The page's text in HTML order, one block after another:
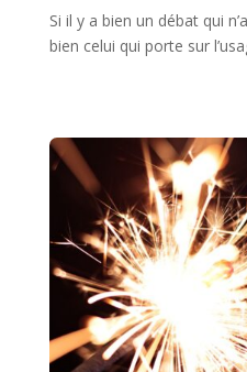
Si il y a bien un débat qui
bien celui qui porte sur